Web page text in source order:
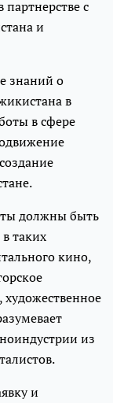
с
и
знаний о
в
в сфере
должны быть
таких
кино,
из
и